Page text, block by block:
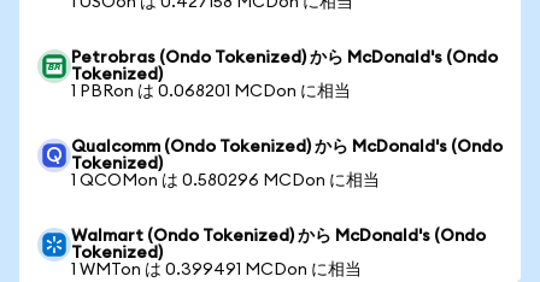
Petrobras (Ondo Tokenized) から McDonald's (Ondo
Tokenized)
1 PBRon は 0.068201 MCDon に相当
Qualcomm (Ondo Tokenized) から McDonald's (Ondo
Tokenized)
1 QCOMon は 0.580296 MCDon に相当
Walmart (Ondo Tokenized) から McDonald's (Ondo
Tokenized)
1 WMTon は 0.399491 MCDon に相当